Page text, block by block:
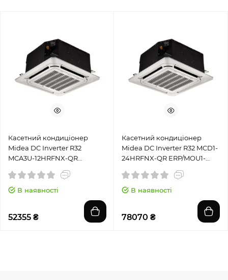
Касетний кондиціонер
Midea DC Inverter R32
MCA3U-12HRFNX-QR
В наявності
52355 ₴
Касетний кондиціонер
Midea DC Inverter R32 MCD1-
24HRFNX-QR ERP/MOU1-
В наявності
78070 ₴